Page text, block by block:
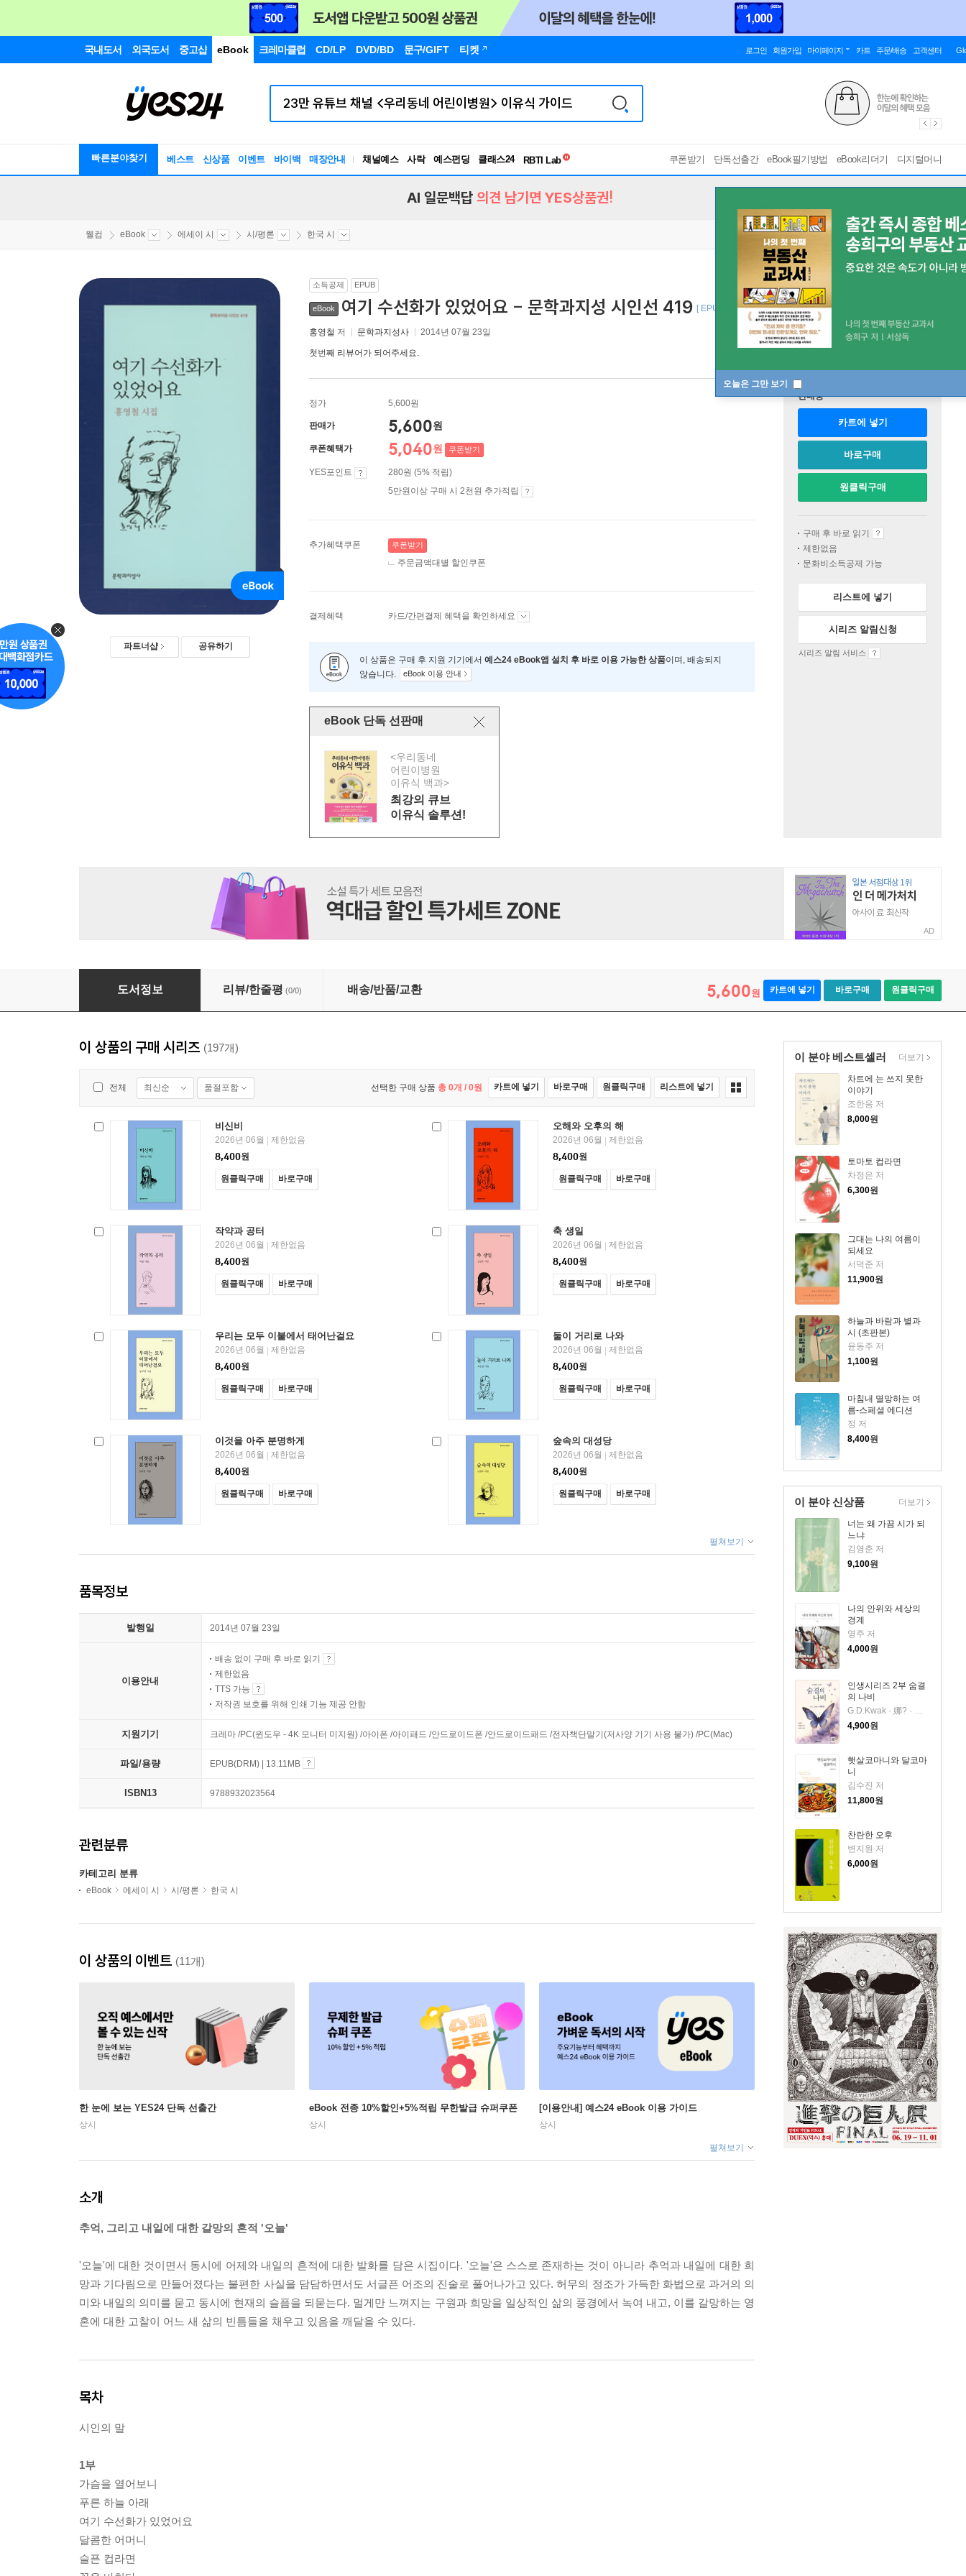
국내도서 외국도서 중고샵 eBook 크레마클럽 CD/LP DVD/BD 문구/GIFT 티켓 로그인 회원가입 마이페이지 카트 주문/배송 고객센터
빠른분야찾기 베스트 신상품 이벤트 바이백 매장안내 채널예스 사락 예스펀딩 클래스24
RBTI Lab
독서유형검사
쿠폰받기 단독선출간 eBook필기방법 eBook리더기 디지털머니
오늘은 그만 보기
AI 일문백답 의견 남기면 YES상품권!
웰컴 eBook 에세이 시 시/평론 한국 시
파트너샵 공유하기
소득공제 EPUB
eBook 여기 수선화가 있었어요 - 문학과지성 시인선 419 [ EPUB ]
홍영철 저 문학과지성사 2014년 07월 23일
첫번째 리뷰어가 되어주세요.
정가 5,600원
판매가 5,600원
쿠폰혜택가 5,040원 쿠폰받기
YES포인트
280원 (5% 적립)
5만원이상 구매 시 2천원 추가적립
추가혜택쿠폰 쿠폰받기
주문금액대별 할인쿠폰
결제혜택 카드/간편결제 혜택을 확인하세요
이 상품은 구매 후 지원 기기에서 예스24 eBook앱 설치 후 바로 이용 가능한 상품이며, 배송되지
않습니다.
eBook 이용 안내
eBook 단독 선판매
<우리동네
어린이병원
이유식 백과>
최강의 큐브
이유식 솔루션!
판매중
카트에 넣기
바로구매
원클릭구매
구매 후 바로 읽기
제한없음
문화비소득공제 가능
리스트에 넣기
시리즈 알림신청
시리즈 알림 서비스
AD
여기 수선화가 있었어요 - 문학과지성 시인선 419
도서정보 리뷰/한줄평 (0/0) 배송/반품/교환 5,600원 카트에 넣기 바로구매 원클릭구매
이 분야 베스트셀러
차트에 는 쓰지 못한
이야기
조한응 저
8,000원
토마토 컵라면
차정은 저
6,300원
그대는 나의 여름이
되세요
서덕준 저
11,900원
하늘과 바람과 별과
시 (초판본)
윤동주 저
1,100원
마침내 멸망하는 여
름-스페셜 에디션
정 저
8,400원
더보기
이 분야 신상품
너는 왜 가끔 시가 되
느냐
김영춘 저
9,100원
나의 안위와 세상의
경계
영주 저
4,000원
인생시리즈 2부 숨결
의 나비
G.D.Kwak · 娜? · 곽도경 저
4,900원
햇살코마니와 달코마
니
김수진 저
11,800원
찬란한 오후
변지원 저
6,000원
더보기
이 상품의 구매 시리즈 (197개)
전체 최신순 품절포함 선택한 구매 상품 총 0개 / 0원 카트에 넣기 바로구매 원클릭구매 리스트에 넣기
비신비
2026년 06월
제한없음
8,400원
원클릭구매 바로구매
오해와 오후의 해
2026년 06월
제한없음
8,400원
원클릭구매 바로구매
작약과 공터
2026년 06월
제한없음
8,400원
원클릭구매 바로구매
축 생일
2026년 06월
제한없음
8,400원
원클릭구매 바로구매
우리는 모두 이불에서 태어난걸요
2026년 06월
제한없음
8,400원
원클릭구매 바로구매
둘이 거리로 나와
2026년 06월
제한없음
8,400원
원클릭구매 바로구매
이것을 아주 분명하게
2026년 06월
제한없음
8,400원
원클릭구매 바로구매
숲속의 대성당
2026년 06월
제한없음
8,400원
원클릭구매 바로구매
펼쳐보기
품목정보
발행일 2014년 07월 23일
이용안내
배송 없이 구매 후 바로 읽기
제한없음
TTS 가능
저작권 보호를 위해 인쇄 기능 제공 안함
지원기기 크레마 /PC(윈도우 - 4K 모니터 미지원) /아이폰 /아이패드 /안드로이드폰 /안드로이드패드 /전자책단말기(저사양 기기 사용 불가) /PC(Mac)
파일/용량 EPUB(DRM) | 13.11MB
ISBN13 9788932023564
관련분류
카테고리 분류
eBook 에세이 시 시/평론 한국 시
이 상품의 이벤트 (11개)
한 눈에 보는 YES24 단독 선출간
상시
eBook 전종 10%할인+5%적립 무한발급 슈퍼쿠폰
상시
[이용안내] 예스24 eBook 이용 가이드
상시
펼쳐보기
소개
추억, 그리고 내일에 대한 갈망의 흔적 '오늘'
'오늘'에 대한 것이면서 동시에 어제와 내일의 흔적에 대한 발화를 담은 시집이다. '오늘'은 스스로 존재하는 것이 아니라 추억과 내일에 대한 희
망과 기다림으로 만들어졌다는 불편한 사실을 담담하면서도 서글픈 어조의 진술로 풀어나가고 있다. 허무의 정조가 가득한 화법으로 과거의 의
미와 내일의 의미를 묻고 동시에 현재의 슬픔을 되묻는다. 멀게만 느껴지는 구원과 희망을 일상적인 삶의 풍경에서 녹여 내고, 이를 갈망하는 영
혼에 대한 고찰이 어느 새 삶의 빈틈들을 채우고 있음을 깨달을 수 있다.
목차
시인의 말
1부
가슴을 열어보니
푸른 하늘 아래
여기 수선화가 있었어요
달콤한 어머니
슬픈 컵라면